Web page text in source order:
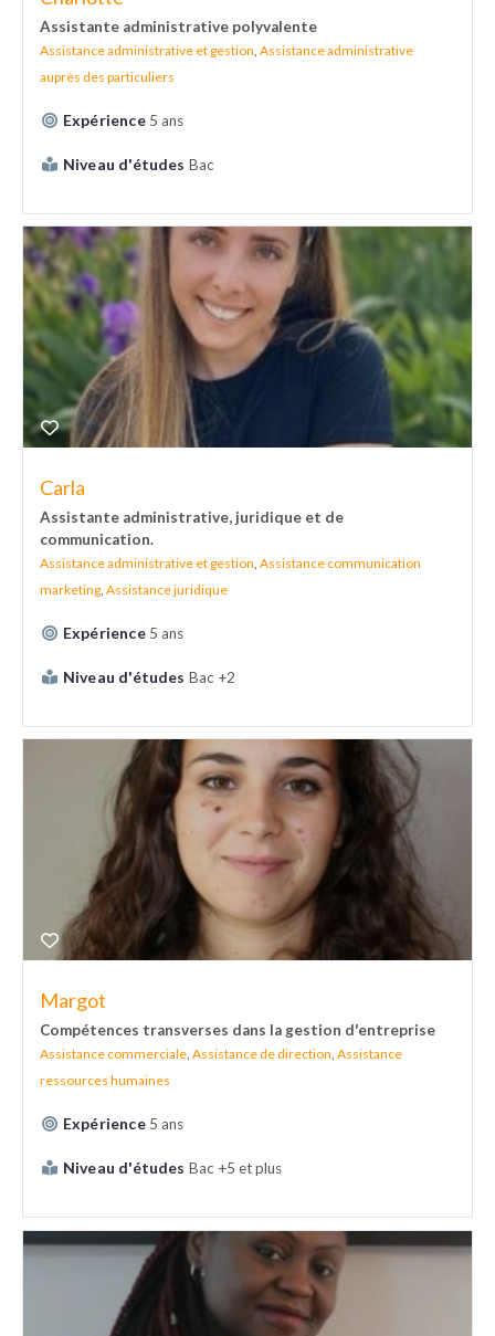
Assistante administrative polyvalente
Assistance administrative et gestion, Assistance administrative
auprès des particuliers
Expérience 5 ans
Niveau d'études Bac
Carla
Assistante administrative, juridique et de
communication.
Assistance administrative et gestion, Assistance communication
marketing, Assistance juridique
Expérience 5 ans
Niveau d'études Bac +2
Margot
Compétences transverses dans la gestion d'entreprise
Assistance commerciale, Assistance de direction, Assistance
ressources humaines
Expérience 5 ans
Niveau d'études Bac +5 et plus